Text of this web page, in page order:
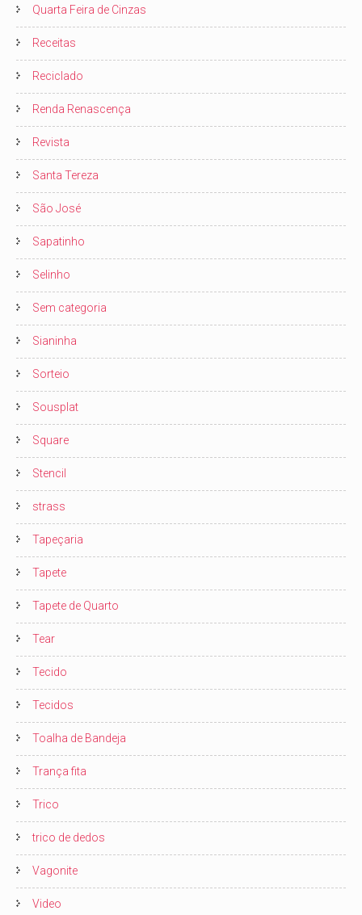
Quarta Feira de Cinzas
Receitas
Reciclado
Renda Renascença
Revista
Santa Tereza
São José
Sapatinho
Selinho
Sem categoria
Sianinha
Sorteio
Sousplat
Square
Stencil
strass
Tapeçaria
Tapete
Tapete de Quarto
Tear
Tecido
Tecidos
Toalha de Bandeja
Trança fita
Trico
trico de dedos
Vagonite
Video